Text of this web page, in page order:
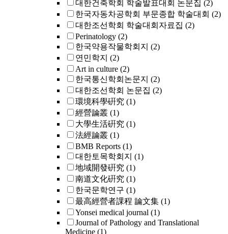
대한건축학회 학술발표대회 논문집 (2)
한국자동차공학회 부문종합 학술대회 (2)
대한조선학회 학술대회자료집 (2)
Perinatology (2)
한국약용작물학회지 (2)
연민학지 (2)
Art in culture (2)
한국통신학회논문지 (2)
대한조선학회 논문집 (2)
環境科學硏究 (1)
經營論叢 (1)
大學生活硏究 (1)
法經論叢 (1)
BMB Reports (1)
대한토목학회지 (1)
地域開發硏究 (1)
南道文化硏究 (1)
한국문학연구 (1)
最高經營者課程 論文集 (1)
Yonsei medical journal (1)
Journal of Pathology and Translational
Medicine (1)